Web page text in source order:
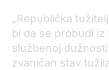
„Republička
bi da se probudi iz
službenoj
zvaničan stav